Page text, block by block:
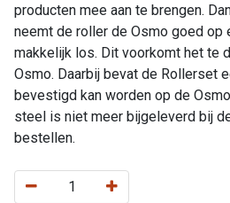
producten mee aan te brengen.
neemt de roller de Osmo goed op
makkelijk los. Dit voorkomt het te
Osmo. Daarbij bevat de Rollerset
bevestigd kan worden op de
steel is niet meer bijgeleverd bij
bestellen.